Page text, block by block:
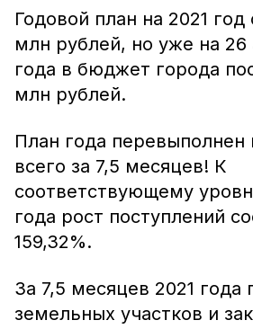
Годовой план на 2021 год
млн рублей, но уже на 26
года в бюджет города
млн рублей.
План года перевыполнен
всего за 7,5 месяцев! К
соответствующему
года рост поступлений
159,32%.
За 7,5 месяцев 2021 года
земельных участков и